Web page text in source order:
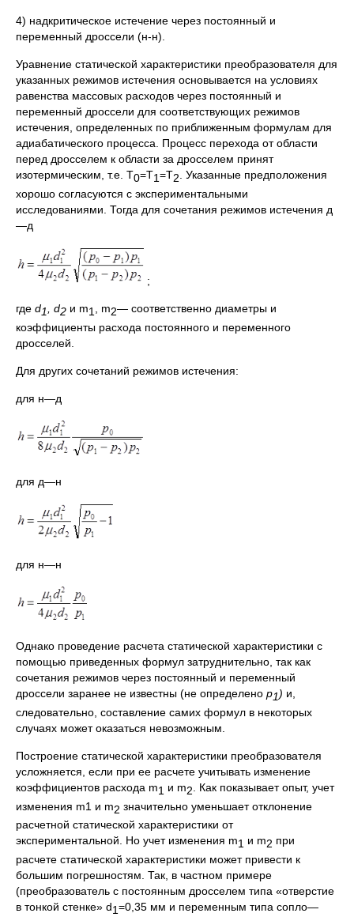
4) надкритическое истечение через постоянный и
переменный дроссели (н-н).
Уравнение статической характеристики преобразователя для
указанных режимов истечения основывается на условиях
равенства массовых расходов через постоянный и
переменный дроссели для соответствующих режимов
истечения, определенных по приближенным формулам для
адиабатического процесса. Процесс перехода от области
перед дросселем к области за дросселем принят
изотермическим, т.е. Т0=T1=T2. Указанные предположения
хорошо согласуются с экспериментальными
исследованиями. Тогда для сочетания режимов истечения д
—д
;
где d1 d2 и m1 , m2— соответственно диаметры и
коэффициенты расхода постоянного и переменного
дросселей.
Для других сочетаний режимов истечения:
для н—д
для д—н
для н—н
Однако проведение расчета статической характеристики с
помощью приведенных формул затруднительно, так как
сочетания режимов через постоянный и переменный
дроссели заранее не известны (не определено p1) и,
следовательно, составление самих формул в некоторых
случаях может оказаться невозможным.
Построение статической характеристики преобразователя
усложняется, если при ее расчете учитывать изменение
коэффициентов расхода m1 и m2 . Как показывает опыт, учет
изменения m1 и m2 значительно уменьшает отклонение
расчетной статической характеристики от
экспериментальной. Но учет изменения m1 и m2 при
расчете статической характеристики может привести к
большим погрешностям. Так, в частном примере
(преобразователь с постоянным дросселем типа «отверстие
в тонкой стенке» d1=0,35 мм и переменным типа сопло—